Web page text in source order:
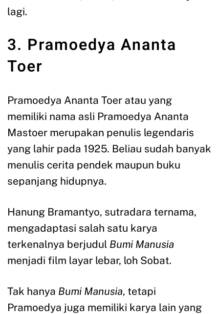
lagi.
3. Pramoedya Ananta
Toer
Pramoedya Ananta Toer atau yang
memiliki nama asli Pramoedya Ananta
Mastoer merupakan penulis legendaris
yang lahir pada 1925. Beliau sudah banyak
menulis cerita pendek maupun buku
sepanjang hidupnya.
Hanung Bramantyo, sutradara ternama,
mengadaptasi salah satu karya
terkenalnya berjudul Bumi Manusia
menjadi film layar lebar, loh Sobat.
Tak hanya Bumi Manusia, tetapi
Pramoedya juga memiliki karya lain yang